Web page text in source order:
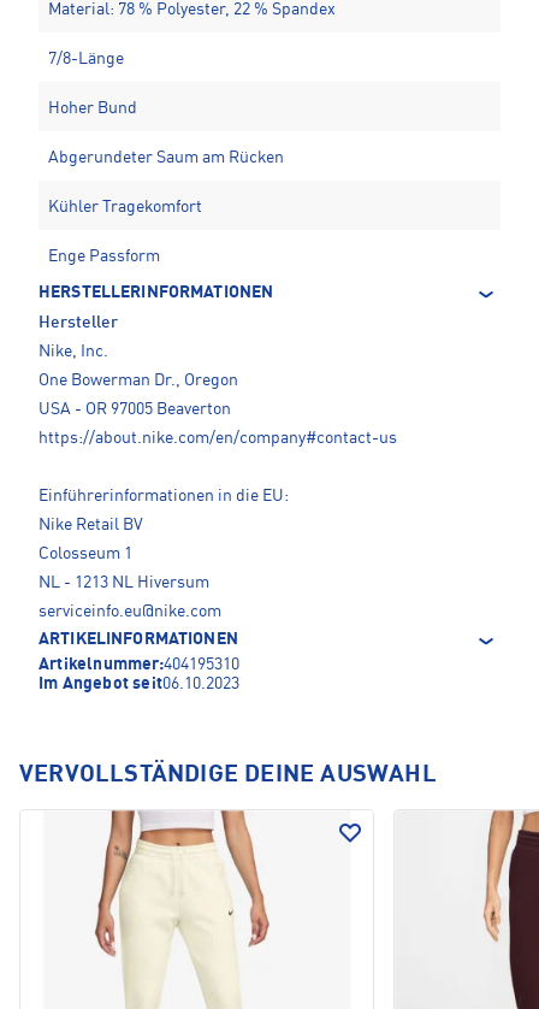
Material: 78 % Polyester, 22 % Spandex
7/8-Länge
Hoher Bund
Abgerundeter Saum am Rücken
Kühler Tragekomfort
Enge Passform
HERSTELLERINFORMATIONEN
Hersteller
Nike, Inc.
One Bowerman Dr., Oregon
USA - OR 97005 Beaverton
https://about.nike.com/en/company#contact-us
Einführerinformationen in die EU:
Nike Retail BV
Colosseum 1
NL - 1213 NL Hiversum
serviceinfo.eu@nike.com
ARTIKELINFORMATIONEN
Artikelnummer:404195310
Im Angebot seit06.10.2023
VERVOLLSTÄNDIGE DEINE AUSWAHL